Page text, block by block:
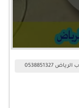
0538851327